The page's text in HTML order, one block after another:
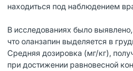
находиться под наблюдением
В исследованиях было выявлено,
что оланзапин выделяется в
Средняя дозировка (мг/кг),
при достижении равновесной